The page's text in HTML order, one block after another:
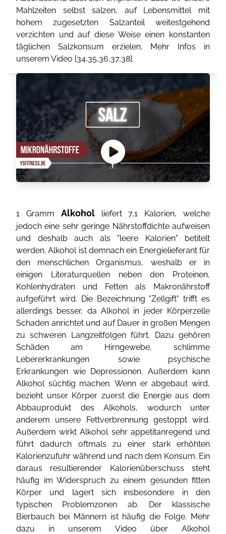
Mahlzeiten selbst salzen, auf Lebensmittel mit
hohem zugesetzten Salzanteil weitestgehend
verzichten und auf diese Weise einen konstanten
täglichen Salzkonsum erzielen. Mehr Infos in
unserem Video [34,35,36,37,38].
1 Gramm Alkoholliefert 7,1 Kalorien, welche
jedoch eine sehr geringe Nährstoffdichte aufweisen
und deshalb auch als "leere Kalorien" betitelt
werden. Alkohol ist demnach ein Energielieferant für
den menschlichen Organismus, weshalb er in
einigen Literaturquellen neben den Proteinen,
Kohlenhydraten und Fetten als Makronährstoff
aufgeführt wird. Die Bezeichnung "Zellgift" trifft es
allerdings besser, da Alkohol in jeder Körperzelle
Schaden anrichtet und auf Dauer in großen Mengen
zu schweren Langzeitfolgen führt. Dazu gehören
Schäden am Hirngewebe, schlimme
Lebererkrankungen sowie psychische
Erkrankungen wie Depressionen. Außerdem kann
Alkohol süchtig machen. Wenn er abgebaut wird,
bezieht unser Körper zuerst die Energie aus dem
Abbauprodukt des Alkohols, wodurch unter
anderem unsere Fettverbrennung gestoppt wird.
Außerdem wirkt Alkohol sehr appetitanregend und
führt dadurch oftmals zu einer stark erhöhten
Kalorienzufuhr während und nach dem Konsum. Ein
daraus resultierender Kalorienüberschuss steht
häufig im Widerspruch zu einem gesunden fitten
Körper und lagert sich insbesondere in den
typischen Problemzonen ab. Der klassische
Bierbauch bei Männern ist häufig die Folge. Mehr
dazu in unserem Video über Alkohol